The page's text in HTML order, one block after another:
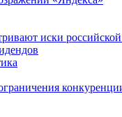
иски